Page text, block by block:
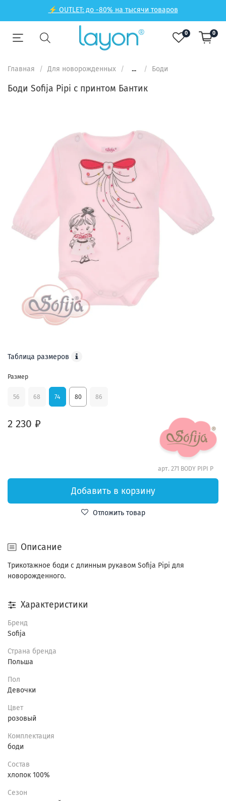
⚡ OUTLET: до -80% на тысячи товаров
0 0
Главная Для новорожденных ... Боди
Боди Sofija Pipi с принтом Бантик
2 230 ₽
арт. 271 BODY PIPI P
Таблица размеров
Размер
56 68 74 80 86
Добавить в корзину
Отложить товар
Описание
Трикотажное боди с длинным рукавом Sofija Pipi для
новорожденного.
Характеристики
Бренд
Sofija
Страна бренда
Польша
Пол
Девочки
Цвет
розовый
Комплектация
боди
Состав
хлопок 100%
Сезон